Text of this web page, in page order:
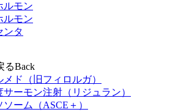
ルモン
ルモン
ンタ
るBack
メド（旧フィロルガ）
サーモン注射（リジュラン）
ソーム（ASCE＋）